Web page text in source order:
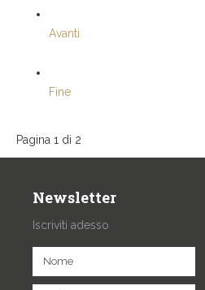
Avanti
Fine
Pagina 1 di 2
Newsletter
Iscriviti adesso